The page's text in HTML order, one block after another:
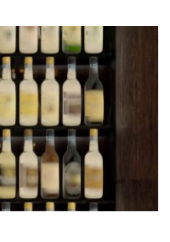
Khusus Menjadi Kemandirian